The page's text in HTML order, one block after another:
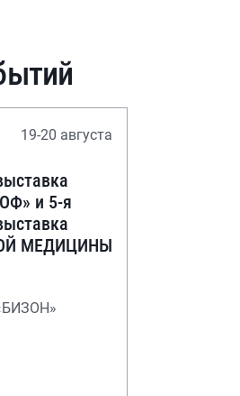
19-20 августа
и 5-я
МЕДИЦИНЫ